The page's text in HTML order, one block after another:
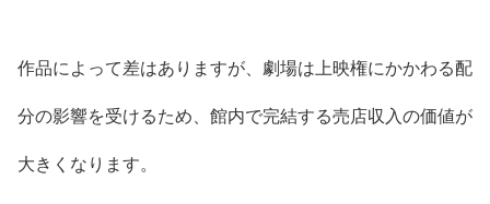
作品によって差はありますが、劇場は上映権にかかわる配
分の影響を受けるため、館内で完結する売店収入の価値が
大きくなります。